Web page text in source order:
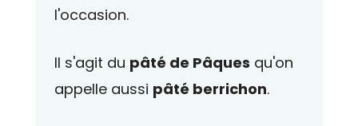
l'occasion.
Il s'agit du pâté de Pâques qu'on
appelle aussi pâté berrichon.